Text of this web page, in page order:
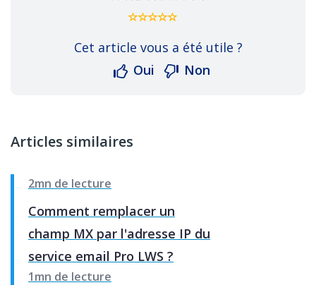
Cet article vous a été utile ?
Oui
Non
Articles similaires
2mn de lecture
Comment remplacer un
champ MX par l'adresse IP du
service email Pro LWS ?
1mn de lecture